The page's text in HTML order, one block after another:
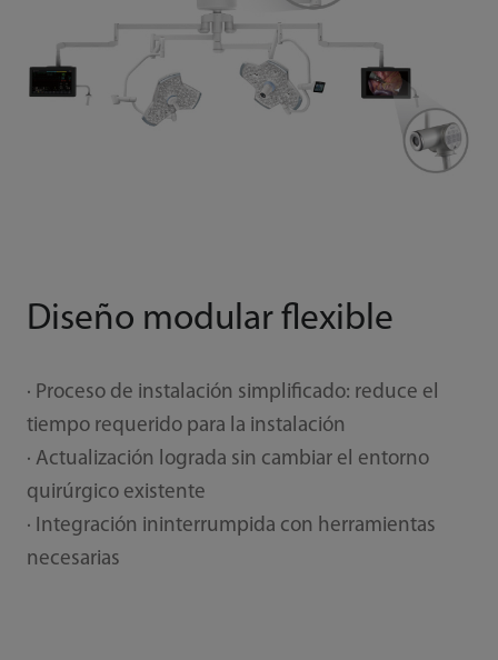
Diseño modular flexible
· Proceso de instalación simplificado: reduce el
tiempo requerido para la instalación
· Actualización lograda sin cambiar el entorno
quirúrgico existente
· Integración ininterrumpida con herramientas
necesarias